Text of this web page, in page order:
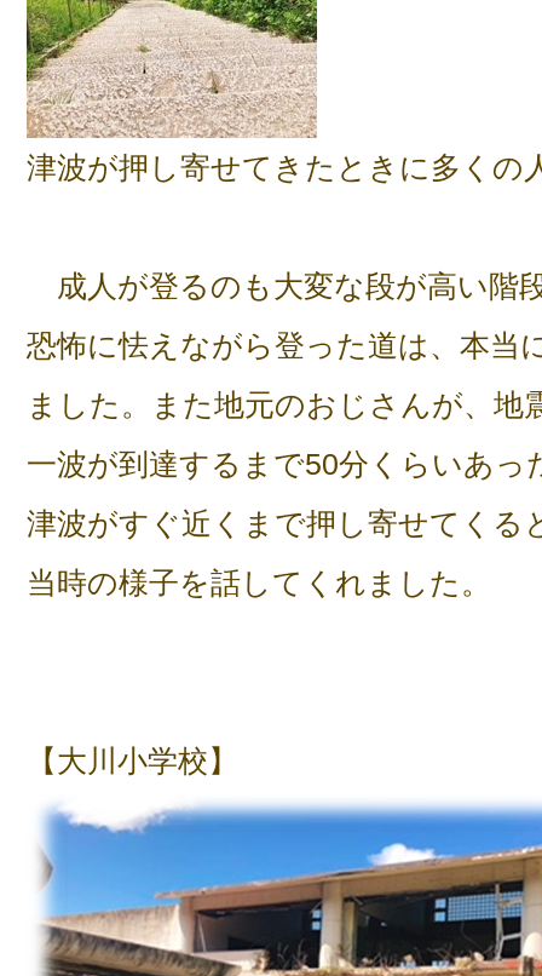
津波が押し寄せてきたときに多くの
成人が登るのも大変な段が高い階
恐怖に怯えながら登った道は、本当
ました。また地元のおじさんが、地
一波が到達するまで50分くらいあっ
津波がすぐ近くまで押し寄せてくる
当時の様子を話してくれました。
【大川小学校】